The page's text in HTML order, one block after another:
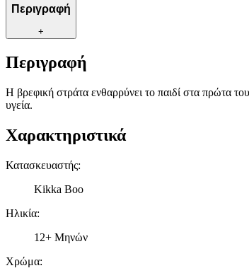
Περιγραφή
+
Περιγραφή
Η βρεφική στράτα ενθαρρύνει το παιδί στα πρώτα
υγεία.
Χαρακτηριστικά
Κατασκευαστής:
Kikka Boo
Ηλικία:
12+ Μηνών
Χρώμα: